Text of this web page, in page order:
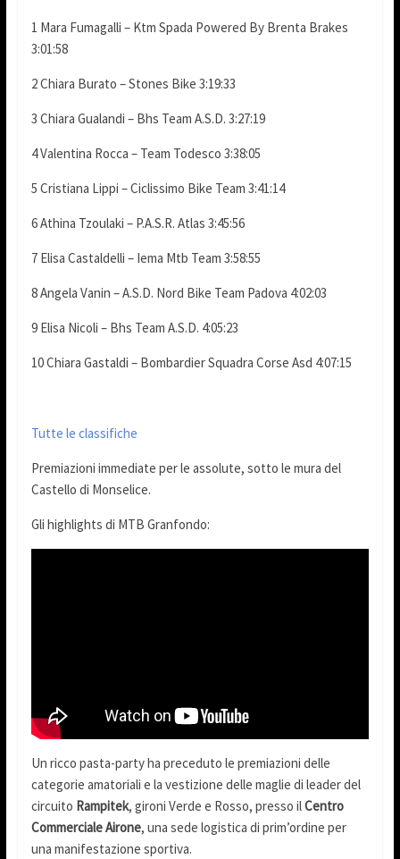
1 Mara Fumagalli – Ktm Spada Powered By Brenta Brakes
3:01:58
2 Chiara Burato – Stones Bike 3:19:33
3 Chiara Gualandi – Bhs Team A.S.D. 3:27:19
4 Valentina Rocca – Team Todesco 3:38:05
5 Cristiana Lippi – Ciclissimo Bike Team 3:41:14
6 Athina Tzoulaki – P.A.S.R. Atlas 3:45:56
7 Elisa Castaldelli – Iema Mtb Team 3:58:55
8 Angela Vanin – A.S.D. Nord Bike Team Padova 4:02:03
9 Elisa Nicoli – Bhs Team A.S.D. 4:05:23
10 Chiara Gastaldi – Bombardier Squadra Corse Asd 4:07:15
Tutte le classifiche
Premiazioni immediate per le assolute, sotto le mura del
Castello di Monselice.
Gli highlights di MTB Granfondo:
Un ricco pasta-party ha preceduto le premiazioni delle
categorie amatoriali e la vestizione delle maglie di leader del
circuito Rampitek, gironi Verde e Rosso, presso ilCentro
Commerciale Airone, una sede logistica di prim’ordine per
una manifestazione sportiva.